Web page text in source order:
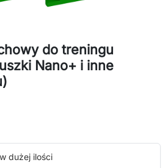
do treningu
Nano+ i inne
dużej ilości